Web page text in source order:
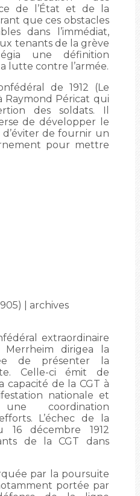
de l’État et de la
que ces obstacles
dans l’immédiat,
tenants de la grève
une définition
lutte contre l’armée.
de 1912 (Le
Raymond Péricat qui
des soldats. Il
de développer le
de fournir un
pour mettre
| archives
extraordinaire
Merrheim dirigea la
de présenter la
Celle-ci émit de
capacité de la CGT à
nationale et
coordination
L’échec de la
16 décembre 1912
de la CGT dans
par la poursuite
portée par